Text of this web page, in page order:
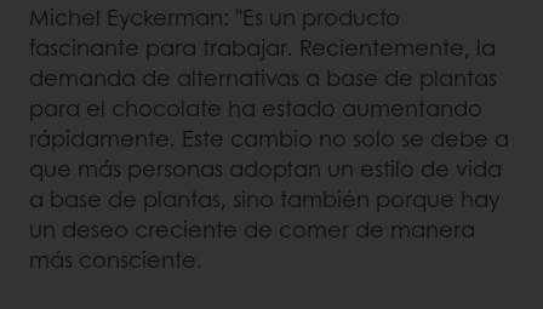
Michel Eyckerman: "Es un producto
fascinante para trabajar. Recientemente, la
demanda de alternativas a base de plantas
para el chocolate ha estado aumentando
rápidamente. Este cambio no solo se debe a
que más personas adoptan un estilo de vida
a base de plantas, sino también porque hay
un deseo creciente de comer de manera
más consciente.